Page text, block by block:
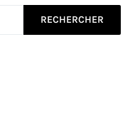
RECHERCHER